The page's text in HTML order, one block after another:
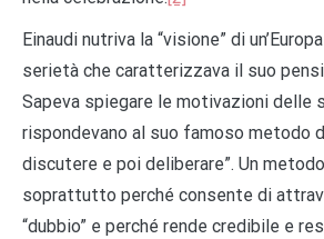
Einaudi nutriva la “visione” di
serietà che caratterizzava il suo
Sapeva spiegare le motivazioni delle
rispondevano al suo famoso metodo
discutere e poi deliberare”. Un
soprattutto perché consente di
“dubbio” e perché rende credibile e